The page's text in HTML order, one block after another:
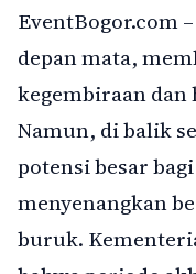
EventBogor.com
depan mata,
kegembiraan
Namun, di balik
potensi besar
menyenangkan
buruk.